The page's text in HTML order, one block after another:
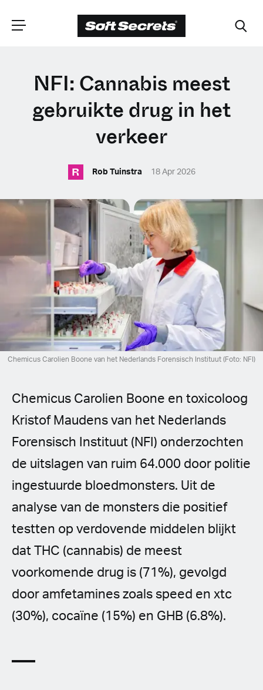
CHOOSE YOUR
LANGUAGE
English (United Kingdom)
English (United States)
Spanish (Spain)
Spanish (Latin America)
German
French
Italian
Czech
Polish
NFI: Cannabis meest
gebruikte drug in het
verkeer
R Rob Tuinstra 18 Apr 2026
Chemicus Carolien Boone van het Nederlands Forensisch Instituut (Foto: NFI)
Chemicus Carolien Boone en toxicoloog
Kristof Maudens van het Nederlands
Forensisch Instituut (NFI) onderzochten
de uitslagen van ruim 64.000 door politie
ingestuurde bloedmonsters. Uit de
analyse van de monsters die positief
testten op verdovende middelen blijkt
dat THC (cannabis) de meest
voorkomende drug is (71%), gevolgd
door amfetamines zoals speed en xtc
(30%), cocaïne (15%) en GHB (6.8%).